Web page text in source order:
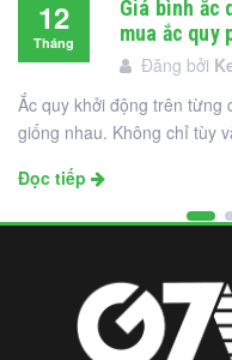
12
Tháng
Giá bình ắc
mua ắc quy
Đăng bởi
Ắc quy khởi động trên từng
giống nhau. Không chỉ tùy
Đọc tiếp